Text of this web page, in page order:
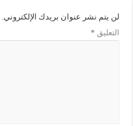
لن يتم نشر عنوان بريدك الإلكتروني.
التعليق *